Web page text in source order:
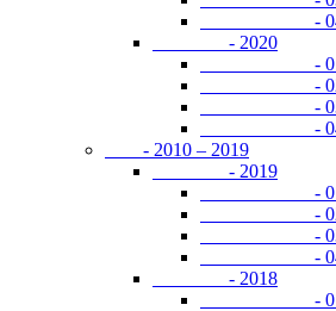
- 04-
- 2020
- 01-
- 02-
- 03-
- 04-
- 2010 – 2019
- 2019
- 01-
- 02-
- 03-
- 04-
- 2018
- 01-